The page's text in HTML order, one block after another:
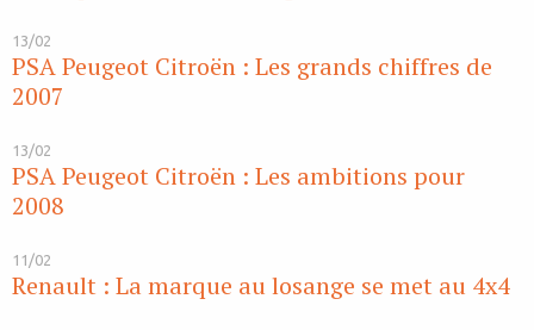
13/02
PSA Peugeot Citroën : Les grands chiffres de
2007
13/02
PSA Peugeot Citroën : Les ambitions pour
2008
11/02
Renault : La marque au losange se met au 4x4